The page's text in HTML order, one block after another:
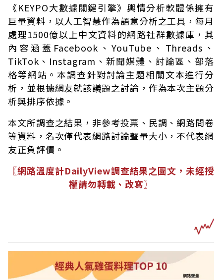
《KEYPO大數據關鍵引擎》輿情分析軟體係擁有
巨量資料，以人工智慧作為語意分析之工具，每月
處理1500億以上中文資料的網路社群數據庫，其
內容涵蓋Facebook、YouTube、Threads、
TikTok、Instagram、新聞媒體、討論區、部落
格等網站。本調查針對討論主題相關文本進行分
析，並根據網友就該議題之討論，作為本次主題分
析與排序依據。
本文所調查之結果，非參考投票、民調、網路問卷
等資料，名次僅代表網路討論聲量大小，不代表網
友正負評價。
〖網路溫度計DailyView調查結果之圖文，未經授
權請勿轉載、改寫〗